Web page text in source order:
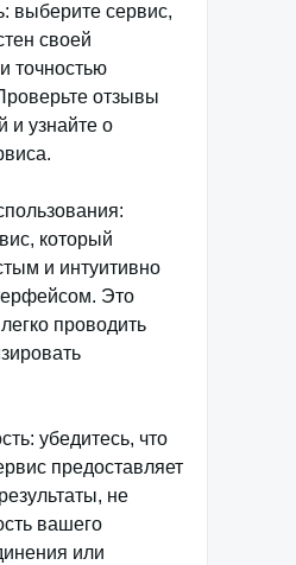
выберите сервис,
своей
точностью
отзывы
и узнайте о
который
и интуитивно
Это
проводить
убедитесь, что
предоставляет
не
вашего
или